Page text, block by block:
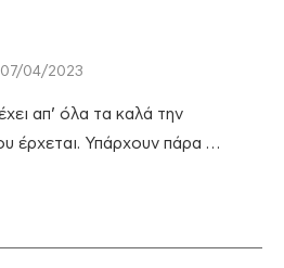
07/04/2023
απ’ όλα τα καλά την
έρχεται. Υπάρχουν πάρα …